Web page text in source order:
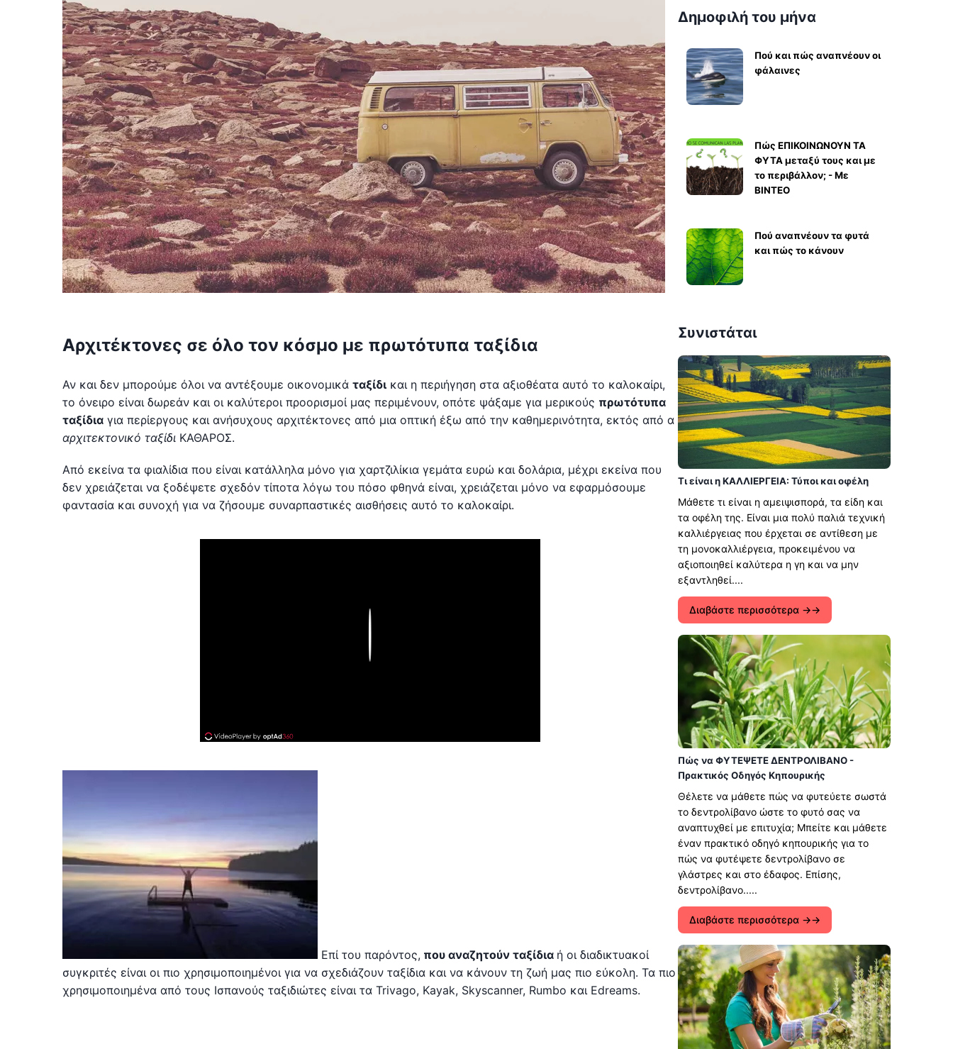
Αρχιτέκτονες σε όλο τον κόσμο με πρωτότυπα ταξίδια
Αν και δεν μπορούμε όλοι να αντέξουμε οικονομικά ταξίδι και η περιήγηση στα αξιοθέατα αυτό το καλοκαίρι,
το όνειρο είναι δωρεάν και οι καλύτεροι προορισμοί μας περιμένουν, οπότε ψάξαμε για μερικούς πρωτότυπα
ταξίδια για περίεργους και ανήσυχους αρχιτέκτονες από μια οπτική έξω από την καθημερινότητα, εκτός από α
αρχιτεκτονικό ταξίδι ΚΑΘΑΡΟΣ.
Από εκείνα τα φιαλίδια που είναι κατάλληλα μόνο για χαρτζιλίκια γεμάτα ευρώ και δολάρια, μέχρι εκείνα που
δεν χρειάζεται να ξοδέψετε σχεδόν τίποτα λόγω του πόσο φθηνά είναι, χρειάζεται μόνο να εφαρμόσουμε
φαντασία και συνοχή για να ζήσουμε συναρπαστικές αισθήσεις αυτό το καλοκαίρι.
Επί του παρόντος, που αναζητούν ταξίδια ή οι διαδικτυακοί
συγκριτές είναι οι πιο χρησιμοποιημένοι για να σχεδιάζουν ταξίδια και να κάνουν τη ζωή μας πιο εύκολη. Τα πιο
χρησιμοποιημένα από τους Ισπανούς ταξιδιώτες είναι τα Trivago, Kayak, Skyscanner, Rumbo και Edreams.
Δημοφιλή του μήνα
Πού και πώς αναπνέουν οι
φάλαινες
Πώς ΕΠΙΚΟΙΝΩΝΟΥΝ ΤΑ
ΦΥΤΑ μεταξύ τους και με
το περιβάλλον; - Με
ΒΙΝΤΕΟ
Πού αναπνέουν τα φυτά
και πώς το κάνουν
Συνιστάται
Τι είναι η ΚΑΛΛΙΕΡΓΕΙΑ: Τύποι και οφέλη
Μάθετε τι είναι η αμειψισπορά, τα είδη και
τα οφέλη της. Είναι μια πολύ παλιά τεχνική
καλλιέργειας που έρχεται σε αντίθεση με
τη μονοκαλλιέργεια, προκειμένου να
αξιοποιηθεί καλύτερα η γη και να μην
εξαντληθεί....
Διαβάστε περισσότερα →
Πώς να ΦΥΤΕΨΕΤΕ ΔΕΝΤΡΟΛΙΒΑΝΟ -
Πρακτικός Οδηγός Κηπουρικής
Θέλετε να μάθετε πώς να φυτεύετε σωστά
το δεντρολίβανο ώστε το φυτό σας να
αναπτυχθεί με επιτυχία; Μπείτε και μάθετε
έναν πρακτικό οδηγό κηπουρικής για το
πώς να φυτέψετε δεντρολίβανο σε
γλάστρες και στο έδαφος. Επίσης,
δεντρολίβανο.....
Διαβάστε περισσότερα →